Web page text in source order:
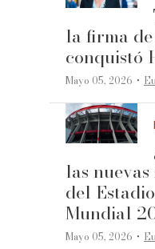
la firma
conquistó
Mayo 05, 2026 ·
las
del
Mundial
Mayo 05, 2026 ·